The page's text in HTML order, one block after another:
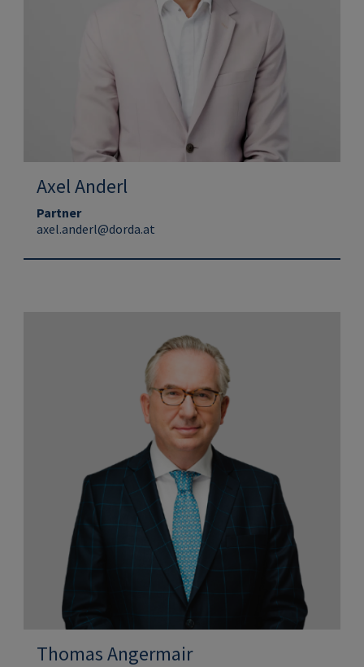
Axel Anderl
Partner
axel.anderl@dorda.at
Thomas Angermair